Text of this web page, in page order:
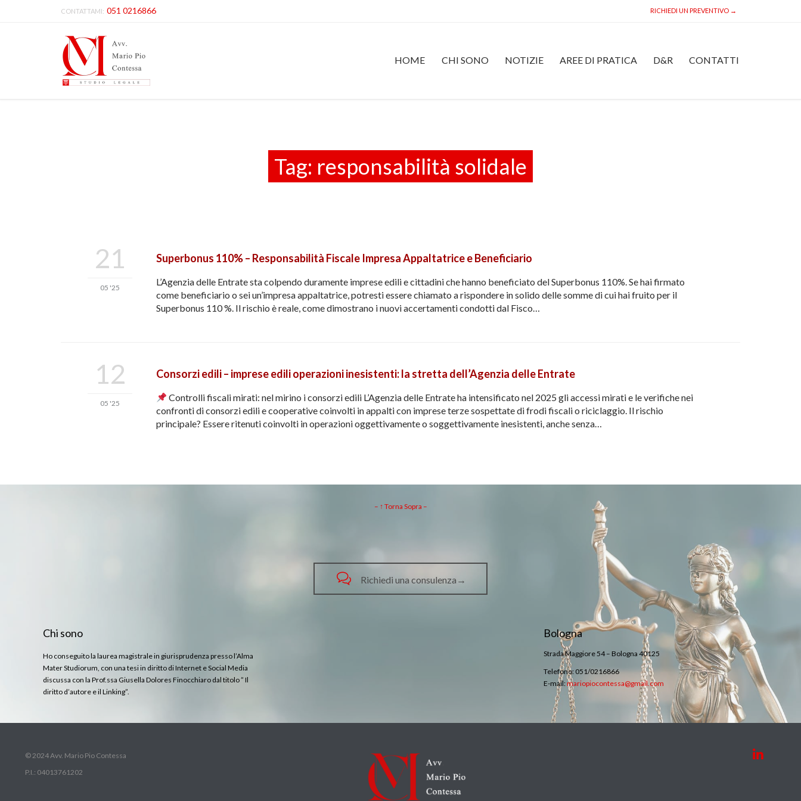
CONTATTAMI: 051 0216866 RICHIEDI UN PREVENTIVO →
HOME CHI SONO NOTIZIE AREE DI PRATICA D&R CONTATTI
Tag: responsabilità solidale
21
05 '25
Superbonus 110% – Responsabilità Fiscale Impresa Appaltatrice e Beneficiario
L’Agenzia delle Entrate sta colpendo duramente imprese edili e cittadini che hanno beneficiato del Superbonus 110%. Se hai firmato
come beneficiario o sei un’impresa appaltatrice, potresti essere chiamato a rispondere in solido delle somme di cui hai fruito per il
Superbonus 110 %. Il rischio è reale, come dimostrano i nuovi accertamenti condotti dal Fisco…
12
05 '25
Consorzi edili – imprese edili operazioni inesistenti: la stretta dell’Agenzia delle Entrate
Controlli fiscali mirati: nel mirino i consorzi edili L’Agenzia delle Entrate ha intensificato nel 2025 gli accessi mirati e le verifiche nei
confronti di consorzi edili e cooperative coinvolti in appalti con imprese terze sospettate di frodi fiscali o riciclaggio. Il rischio
principale? Essere ritenuti coinvolti in operazioni oggettivamente o soggettivamente inesistenti, anche senza…
– ↑ Torna Sopra –
 Richiedi una consulenza→
Chi sono
Ho conseguito la laurea magistrale in giurisprudenza presso l’Alma
Mater Studiorum, con una tesi in diritto di Internet e Social Media
discussa con la Prof.ssa Giusella Dolores Finocchiaro dal titolo ” Il
diritto d’autore e il Linking”.
Bologna
Strada Maggiore 54 – Bologna 40125
Telefono: 051/0216866
E-mail:mariopiocontessa@gmail.com
© 2024 Avv. Mario Pio Contessa
P.I.: 04013761202
